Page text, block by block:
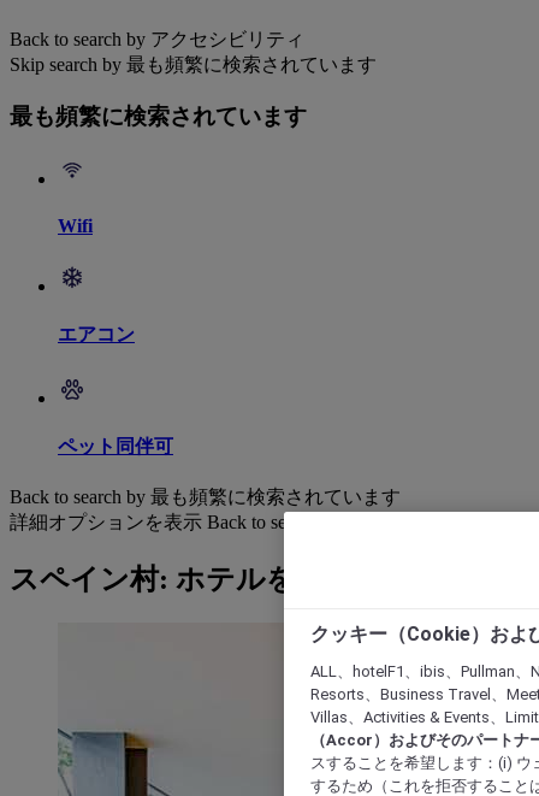
Back to search by アクセシビリティ
Skip search by 最も頻繁に検索されています
最も頻繁に検索されています
Wifi
エアコン
ペット同伴可
Back to search by 最も頻繁に検索されています
詳細オプションを表示 Back to search by categories
スペイン村: ホテルを検索する
クッキー（Cookie）およ
ALL、hotelF1、ibis、Pullman
Resorts、Business Travel、
Villas、Activities & Events、
（Accor）およびそのパートナ
スすることを希望します：(i)
するため（これを拒否すること